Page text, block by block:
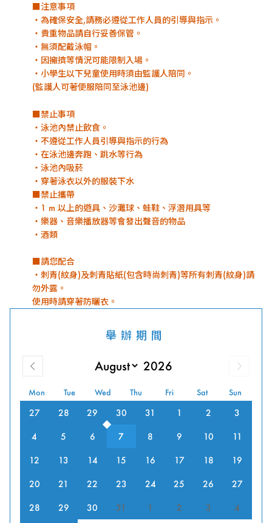
■注意事項
・為確保安全,請務必遵從工作人員的引導與指示。
・貴重物品請自行妥善保管。
・無須配戴泳帽。
・因擁擠等情況可能限制入場。
・小學生以下兒童使用時須由監護人陪同。
(監護人可著便服陪同至泳池邊)
■禁止事項
・泳池內禁止飲食。
・不遵從工作人員引導與指示的行為
・在泳池邊奔跑、跳水等行為
・泳池內吸菸
・穿著泳衣以外的服裝下水
■禁止攜帶
・1 m 以上的遊具、沙灘球、蛙鞋、浮潛用具等
・樂器、音樂播放器等會發出聲音的物品
・酒類
■請您配合
・刺青(紋身)及刺青貼紙(包含時尚刺青)等所有刺青(紋身)請
勿外露。
使用時請穿著防曬衣。
舉辦期間
Mon Tue Wed Thu Fri Sat Sun
27 28 29 30 31 1 2 3
4 5 6 7 8 9 10 11
12 13 14 15 16 17 18 19
20 21 22 23 24 25 26 27
28 29 30 31 1 2 3 4